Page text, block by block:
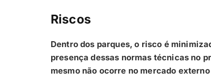
Riscos
Dentro dos parques, o risco é
presença dessas normas técnicas no
mesmo não ocorre no mercado